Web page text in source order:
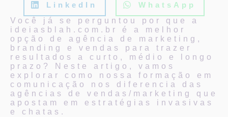
LinkedIn
WhatsApp
Você já se perguntou por que a
ideiasblah.com.br é a melhor
opção de agência de marketing,
branding e vendas para trazer
resultados a curto, médio e longo
prazo? Neste artigo, vamos
explorar como nossa formação em
comunicação nos diferencia das
agências de vendas/marketing que
apostam em estratégias invasivas
e chatas.